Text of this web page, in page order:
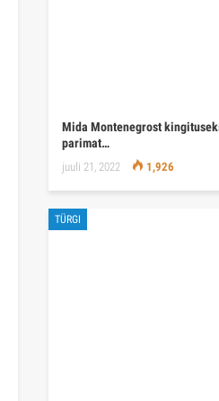
Mida Montenegrost
parimat…
juuli 21, 2022 1,926
TÜRGI